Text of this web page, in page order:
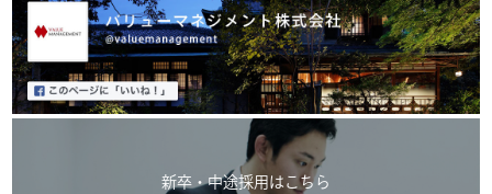
新卒・中途採用はこちら